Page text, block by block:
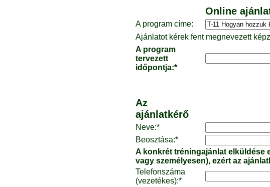
Online
A program címe:
Ajánlatot kérek fent megnevezett
A program
tervezett
időpontja:*
Az
ajánlatkérő
Neve:*
Beosztása:*
A konkrét tréningajánlat elküldése
vagy személyesen), ezért az
Telefonszáma
(vezetékes):*